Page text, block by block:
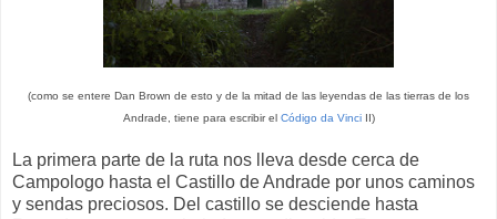
(como se entere Dan Brown de esto y de la mitad de las leyendas de las tierras de los
Andrade, tiene para escribir el Código da VinciII)
La primera parte de la ruta nos lleva desde cerca de
Campologo hasta el Castillo de Andrade por unos caminos
y sendas preciosos. Del castillo se desciende hasta